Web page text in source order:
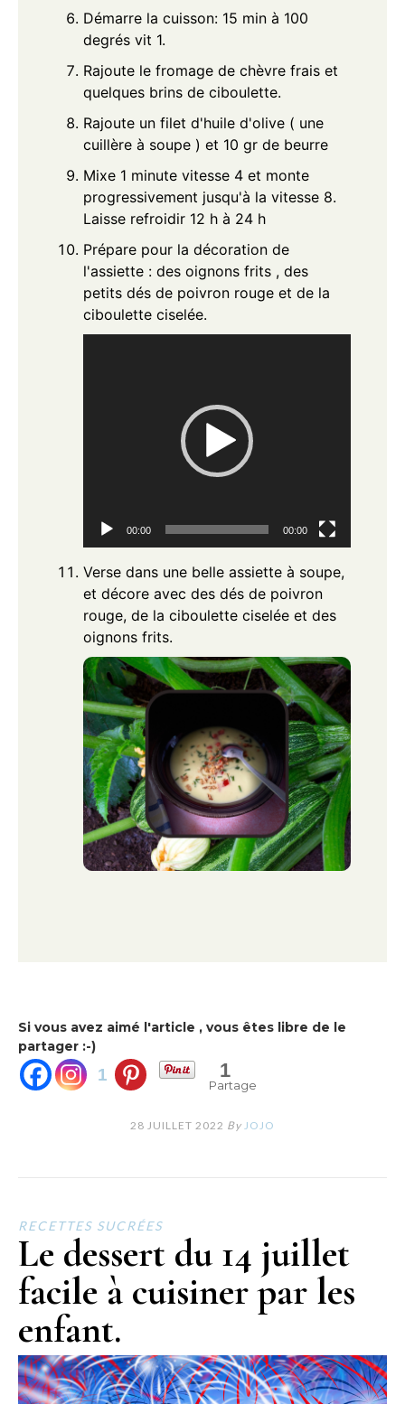
Démarre la cuisson: 15 min à 100
degrés vit 1.
Rajoute le fromage de chèvre frais et
quelques brins de ciboulette.
Rajoute un filet d'huile d'olive ( une
cuillère à soupe ) et 10 gr de beurre
Mixe 1 minute vitesse 4 et monte
progressivement jusqu'à la vitesse 8.
Laisse refroidir 12 h à 24 h
Prépare pour la décoration de
l'assiette : des oignons frits , des
petits dés de poivron rouge et de la
ciboulette ciselée.
00:00 00:00
Verse dans une belle assiette à soupe,
et décore avec des dés de poivron
rouge, de la ciboulette ciselée et des
oignons frits.
Si vous avez aimé l'article , vous êtes libre de le
partager :-)
1 1
Partage
28 JUILLET 2022 By JOJO
RECETTES SUCRÉES
Le dessert du 14 juillet
facile à cuisiner par les
enfant.